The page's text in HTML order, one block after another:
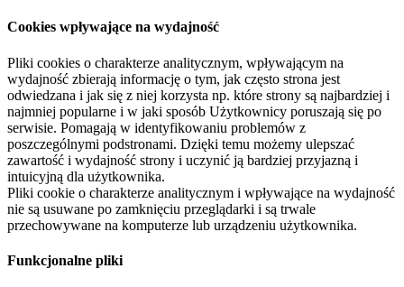
Cookies wpływające na wydajność
Pliki cookies o charakterze analitycznym, wpływającym na
wydajność zbierają informację o tym, jak często strona jest
odwiedzana i jak się z niej korzysta np. które strony są najbardziej i
najmniej popularne i w jaki sposób Użytkownicy poruszają się po
serwisie. Pomagają w identyfikowaniu problemów z
poszczególnymi podstronami. Dzięki temu możemy ulepszać
zawartość i wydajność strony i uczynić ją bardziej przyjazną i
intuicyjną dla użytkownika.
Pliki cookie o charakterze analitycznym i wpływające na wydajność
nie są usuwane po zamknięciu przeglądarki i są trwale
przechowywane na komputerze lub urządzeniu użytkownika.
Funkcjonalne pliki